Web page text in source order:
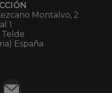
Montalvo, 2
1
España